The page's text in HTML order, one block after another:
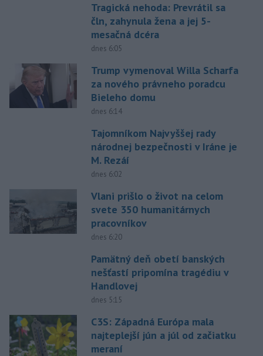
Tragická nehoda: Prevrátil sa
čln, zahynula žena a jej 5-
mesačná dcéra
dnes 6:05
Trump vymenoval Willa Scharfa
za nového právneho poradcu
Bieleho domu
dnes 6:14
Tajomníkom Najvyššej rady
národnej bezpečnosti v Iráne je
M. Rezáí
dnes 6:02
Vlani prišlo o život na celom
svete 350 humanitárnych
pracovníkov
dnes 6:20
Pamätný deň obetí banských
nešťastí pripomína tragédiu v
Handlovej
dnes 5:15
C3S: Západná Európa mala
najteplejší jún a júl od začiatku
meraní